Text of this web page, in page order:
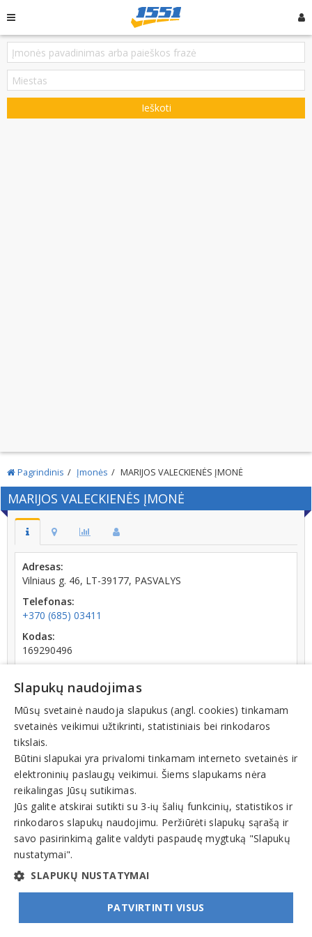
Ieškoti
Pagrindinis Įmonės MARIJOS VALECKIENĖS ĮMONĖ
MARIJOS VALECKIENĖS ĮMONĖ
Adresas:
Vilniaus g. 46, LT-39177, PASVALYS
Telefonas:
+370 (685) 03411
Kodas:
169290496
2002-02-28
Teisinis statusas: išregistruotas (nuo 2025-08-20)
Veiklos sritys
Kavinės, barai, restoranai
Maisto, gėrimų pristatymas
© INFOMINTA, UAB. Visos teisės saugomos. Telefonas
info@1551.info
Slapukų naudojimas
Mūsų svetainė naudoja slapukus (angl. cookies) tinkamam
svetainės veikimui užtikrinti, statistiniais bei rinkodaros
tikslais.
Būtini slapukai yra privalomi tinkamam interneto svetainės ir
elektroninių paslaugų veikimui. Šiems slapukams nėra
reikalingas Jūsų sutikimas.
Jūs galite atskirai sutikti su 3-ių šalių funkcinių, statistikos ir
rinkodaros slapukų naudojimu. Peržiūrėti slapukų sąrašą ir
savo pasirinkimą galite valdyti paspaudę mygtuką "Slapukų
nustatymai".
SLAPUKŲ NUSTATYMAI
PATVIRTINTI VISUS